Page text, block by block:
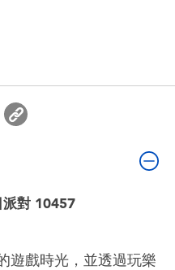
派對 10457
遊戲時光，並透過玩樂